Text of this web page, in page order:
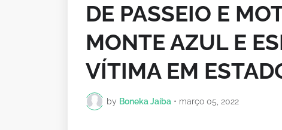
DE PASSEIO E
MONTE AZUL E
VÍTIMA EM
by Boneka Jaíba • março 05, 2022